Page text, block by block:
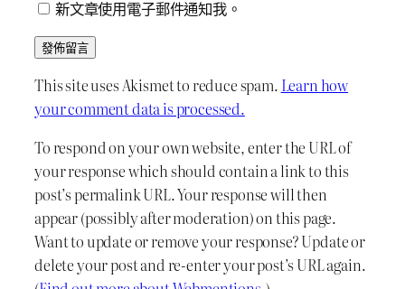
新文章使用電子郵件通知我。
This site uses Akismet to reduce spam. Learn how
your comment data is processed.
To respond on your own website, enter the URL of
your response which should contain a link to this
post’s permalink URL. Your response will then
appear (possibly after moderation) on this page.
Want to update or remove your response? Update or
delete your post and re-enter your post’s URL again.